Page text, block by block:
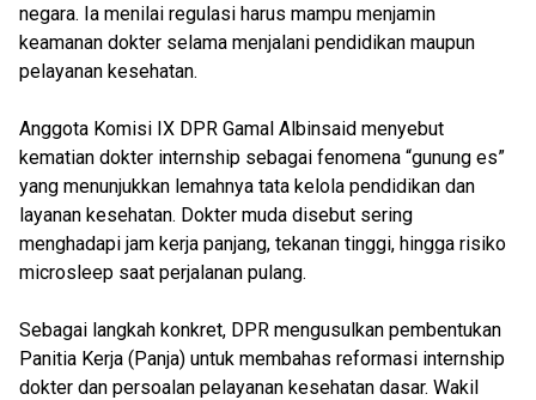
negara. Ia menilai regulasi harus mampu menjamin
keamanan dokter selama menjalani pendidikan maupun
pelayanan kesehatan.
Anggota Komisi IX DPR Gamal Albinsaid menyebut
kematian dokter internship sebagai fenomena “gunung es”
yang menunjukkan lemahnya tata kelola pendidikan dan
layanan kesehatan. Dokter muda disebut sering
menghadapi jam kerja panjang, tekanan tinggi, hingga risiko
microsleep saat perjalanan pulang.
Sebagai langkah konkret, DPR mengusulkan pembentukan
Panitia Kerja (Panja) untuk membahas reformasi internship
dokter dan persoalan pelayanan kesehatan dasar. Wakil